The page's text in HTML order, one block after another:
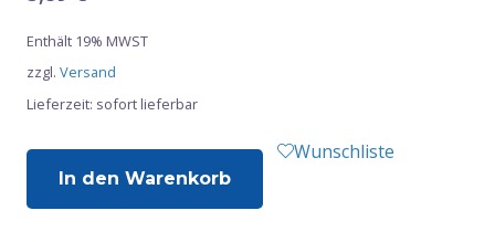
Enthält 19% MWST
zzgl. Versand
Lieferzeit: sofort lieferbar
In den Warenkorb
Wunschliste